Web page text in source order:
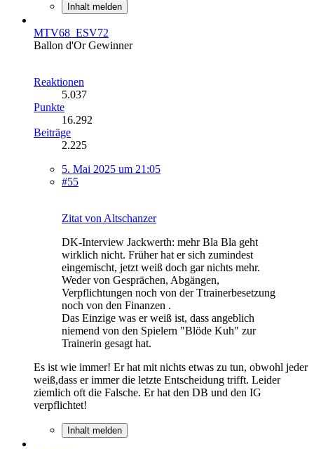
Inhalt melden
MTV68_ESV72
Ballon d'Or Gewinner
Reaktionen
5.037
Punkte
16.292
Beiträge
2.225
5. Mai 2025 um 21:05
#55
Zitat von Altschanzer
DK-Interview Jackwerth: mehr Bla Bla geht
wirklich nicht. Früher hat er sich zumindest
eingemischt, jetzt weiß doch gar nichts mehr.
Weder von Gesprächen, Abgängen,
Verpflichtungen noch von der Ttrainerbesetzung
noch von den Finanzen .
Das Einzige was er weiß ist, dass angeblich
niemend von den Spielern "Blöde Kuh" zur
Trainerin gesagt hat.
Es ist wie immer! Er hat mit nichts etwas zu tun, obwohl jeder
weiß,dass er immer die letzte Entscheidung trifft. Leider
ziemlich oft die Falsche. Er hat den DB und den IG
verpflichtet!
Inhalt melden